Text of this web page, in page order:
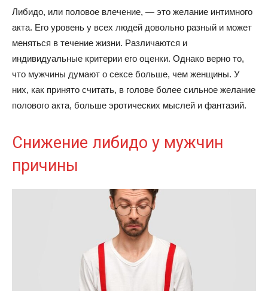
Либидо, или половое влечение, — это желание интимного
акта. Его уровень у всех людей довольно разный и может
меняться в течение жизни. Различаются и
индивидуальные критерии его оценки. Однако верно то,
что мужчины думают о сексе больше, чем женщины. У
них, как принято считать, в голове более сильное желание
полового акта, больше эротических мыслей и фантазий.
Снижение либидо у мужчин
причины